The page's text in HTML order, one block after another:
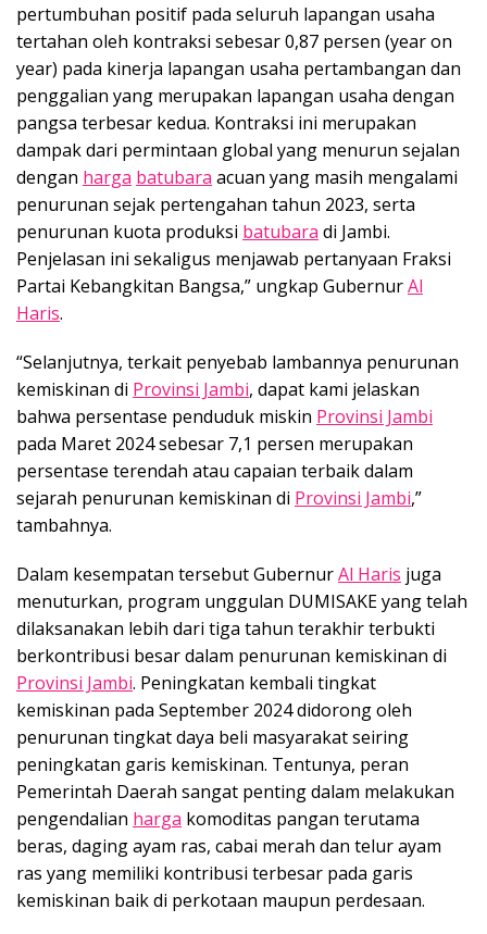
pertumbuhan positif pada seluruh lapangan usaha
tertahan oleh kontraksi sebesar 0,87 persen (year on
year) pada kinerja lapangan usaha pertambangan dan
penggalian yang merupakan lapangan usaha dengan
pangsa terbesar kedua. Kontraksi ini merupakan
dampak dari permintaan global yang menurun sejalan
dengan harga batubara acuan yang masih mengalami
penurunan sejak pertengahan tahun 2023, serta
penurunan kuota produksi batubara di Jambi.
Penjelasan ini sekaligus menjawab pertanyaan Fraksi
Partai Kebangkitan Bangsa,” ungkap GubernurAl
Haris.
“Selanjutnya, terkait penyebab lambannya penurunan
kemiskinan di Provinsi Jambi, dapat kami jelaskan
bahwa persentase penduduk miskin Provinsi Jambi
pada Maret 2024 sebesar 7,1 persen merupakan
persentase terendah atau capaian terbaik dalam
sejarah penurunan kemiskinan di Provinsi Jambi,”
tambahnya.
Dalam kesempatan tersebut GubernurAl Haris juga
menuturkan, program unggulan DUMISAKE yang telah
dilaksanakan lebih dari tiga tahun terakhir terbukti
berkontribusi besar dalam penurunan kemiskinan di
Provinsi Jambi. Peningkatan kembali tingkat
kemiskinan pada September 2024 didorong oleh
penurunan tingkat daya beli masyarakat seiring
peningkatan garis kemiskinan. Tentunya, peran
Pemerintah Daerah sangat penting dalam melakukan
pengendalian harga komoditas pangan terutama
beras, daging ayam ras, cabai merah dan telur ayam
ras yang memiliki kontribusi terbesar pada garis
kemiskinan baik di perkotaan maupun perdesaan.